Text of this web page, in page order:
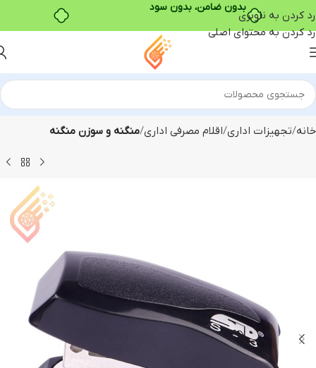
بدون ضامن، بدون سود
رد کردن به ناوبری
رد کردن به محتوای اصلی
خانه تجهیزات اداری اقلام مصرفی اداری منگنه و سوزن منگنه